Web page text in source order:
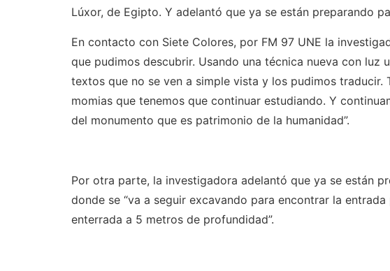
Lúxor, de Egipto. Y adelantó que ya se están preparando
En contacto con Siete Colores, por FM 97 UNE la
que pudimos descubrir. Usando una técnica nueva con luz
textos que no se ven a simple vista y los pudimos traducir.
momias que tenemos que continuar estudiando. Y
del monumento que es patrimonio de la humanidad”.
Por otra parte, la investigadora adelantó que ya se están
donde se “va a seguir excavando para encontrar la
enterrada a 5 metros de profundidad”.